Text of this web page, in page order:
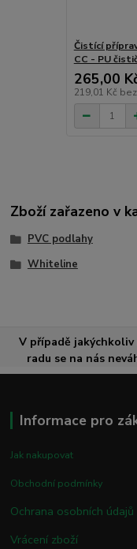
Čistící
CC - PU
265,00
219,01 Kč
Zboží zařazeno v
PVC podlahy
Whiteline
V případě
radu se na nás
Informace pro
Jak nakupovat
Obchodní podmínky
Ochrana osobních údajů
Vrácení zboží